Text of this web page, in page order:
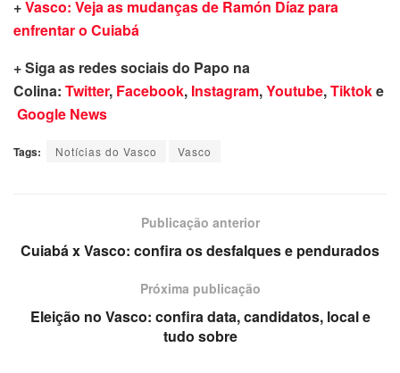
+Vasco: Veja as mudanças de Ramón Díaz para
enfrentar o Cuiabá
+ Siga as redes sociais do Papo na
Colina: Twitter, Facebook, Instagram,Youtube,Tiktoke
Google News
Tags: Notícias do Vasco Vasco
Publicação anterior
Cuiabá x Vasco: confira os desfalques e pendurados
Próxima publicação
Eleição no Vasco: confira data, candidatos, local e
tudo sobre